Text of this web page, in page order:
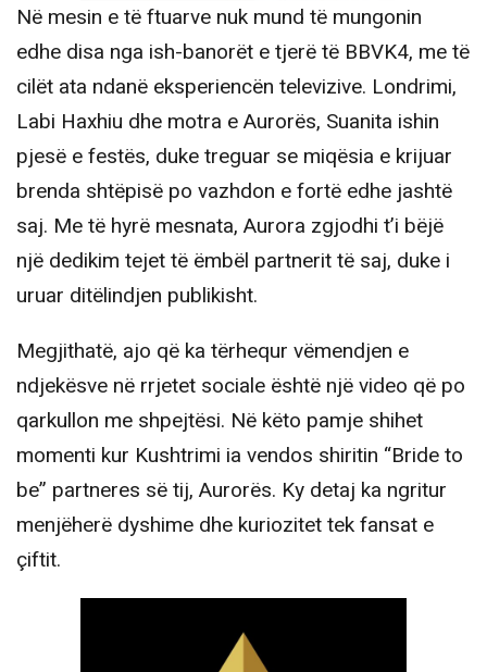
Në mesin e të ftuarve nuk mund të mungonin
edhe disa nga ish-banorët e tjerë të BBVK4, me të
cilët ata ndanë eksperiencën televizive. Londrimi,
Labi Haxhiu dhe motra e Aurorës, Suanita ishin
pjesë e festës, duke treguar se miqësia e krijuar
brenda shtëpisë po vazhdon e fortë edhe jashtë
saj. Me të hyrë mesnata, Aurora zgjodhi t’i bëjë
një dedikim tejet të ëmbël partnerit të saj, duke i
uruar ditëlindjen publikisht.
Megjithatë, ajo që ka tërhequr vëmendjen e
ndjekësve në rrjetet sociale është një video që po
qarkullon me shpejtësi. Në këto pamje shihet
momenti kur Kushtrimi ia vendos shiritin “Bride to
be” partneres së tij, Aurorës. Ky detaj ka ngritur
menjëherë dyshime dhe kuriozitet tek fansat e
çiftit.